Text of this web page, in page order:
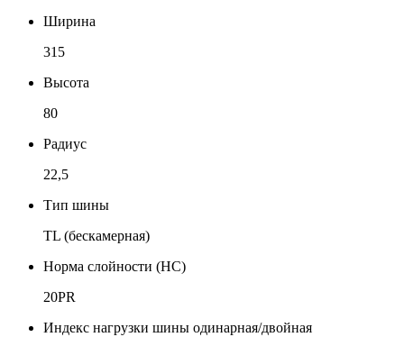
Ширина
315
Высота
80
Радиус
22,5
Тип шины
TL (бескамерная)
Норма слойности (НС)
20PR
Индекс нагрузки шины одинарная/двойная